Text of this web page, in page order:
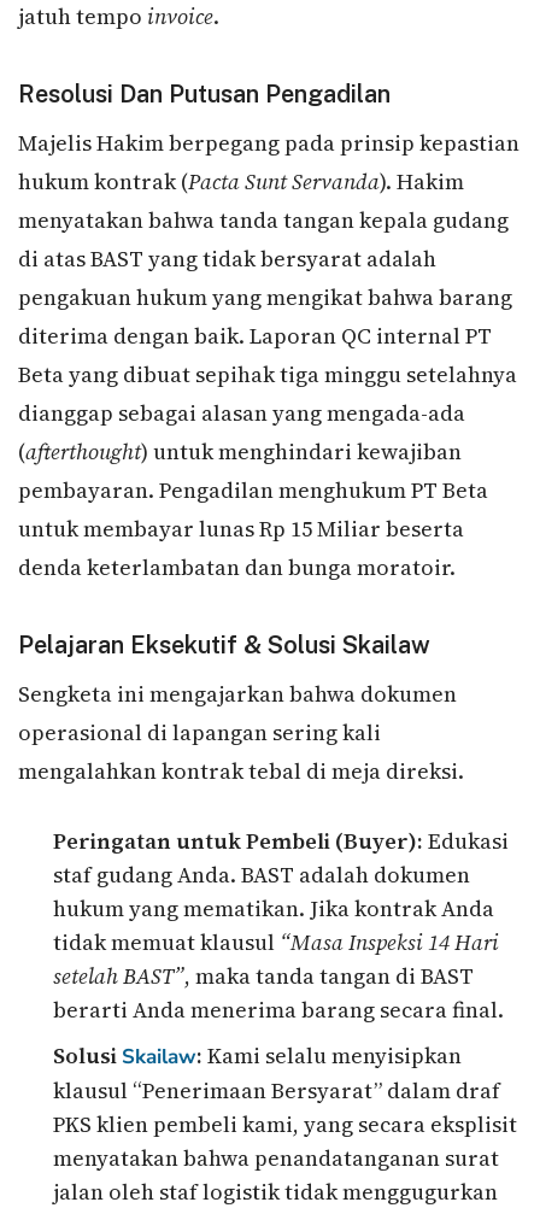
jatuh tempo invoice.
Resolusi Dan Putusan Pengadilan
Majelis Hakim berpegang pada prinsip kepastian
hukum kontrak (Pacta Sunt Servanda). Hakim
menyatakan bahwa tanda tangan kepala gudang
di atas BAST yang tidak bersyarat adalah
pengakuan hukum yang mengikat bahwa barang
diterima dengan baik. Laporan QC internal PT
Beta yang dibuat sepihak tiga minggu setelahnya
dianggap sebagai alasan yang mengada-ada
(afterthought) untuk menghindari kewajiban
pembayaran. Pengadilan menghukum PT Beta
untuk membayar lunas Rp 15 Miliar beserta
denda keterlambatan dan bunga moratoir.
Pelajaran Eksekutif & Solusi Skailaw
Sengketa ini mengajarkan bahwa dokumen
operasional di lapangan sering kali
mengalahkan kontrak tebal di meja direksi.
Peringatan untuk Pembeli (Buyer): Edukasi
staf gudang Anda. BAST adalah dokumen
hukum yang mematikan. Jika kontrak Anda
tidak memuat klausul “Masa Inspeksi 14 Hari
setelah BAST”, maka tanda tangan di BAST
berarti Anda menerima barang secara final.
Solusi Skailaw: Kami selalu menyisipkan
klausul “Penerimaan Bersyarat” dalam draf
PKS klien pembeli kami, yang secara eksplisit
menyatakan bahwa penandatanganan surat
jalan oleh staf logistik tidak menggugurkan